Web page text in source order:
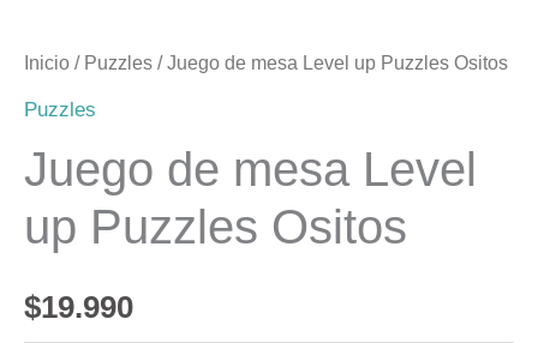
Inicio / Puzzles / Juego de mesa Level up Puzzles Ositos
Puzzles
Juego de mesa Level
up Puzzles Ositos
$19.990